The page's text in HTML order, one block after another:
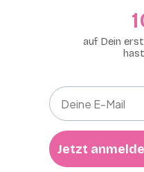
auf Dein
Jetzt